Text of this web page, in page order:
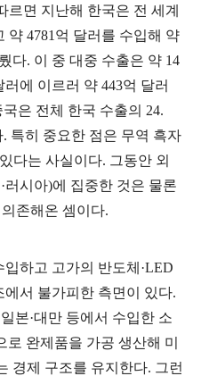
르면 지난해 한국은 전 세계
약 4781 억 달러를 수입해 약
다. 이 중 대중 수출은 약 14
러에 이르러 약 443억 달러
국은 전체 한국 수출의 24.
. 특히 중요한 점은 무역 흑자
다는 사실이다. 그동안 외
·러시아)에 집중한 것은 물론
존해온 셈이다.
하고 고가의 반도체 ·LED
서 불가피한 측면이 있다.
일본·대만 등에서 수입한 소
로 완제품을 가공 생산해 미
경제 구조를 유지한다. 그런